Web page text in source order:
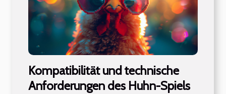
Kompatibilität und technische
Anforderungen des Huhn-Spiels